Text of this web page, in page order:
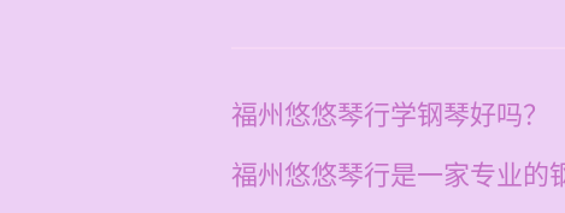
福州悠悠琴行学钢琴好吗？
福州悠悠琴行是一家专业的